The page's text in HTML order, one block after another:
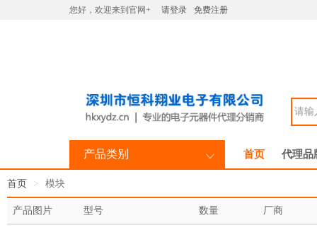
您好，欢迎来到官网+ 请登录 免费注册
产品类别 首页 代理品
首页 模块
产品图片 型号 数量 厂商